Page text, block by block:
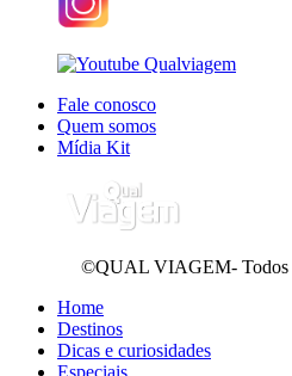
Fale conosco
Quem somos
Mídia Kit
©QUAL VIAGEM- Todos
Home
Destinos
Dicas e curiosidades